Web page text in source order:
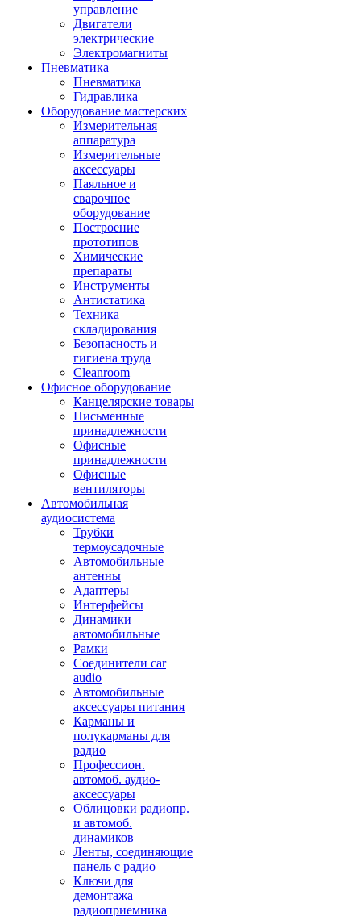
управление
Двигатели
электрические
Электромагниты
Пневматика
Пневматика
Гидравлика
Оборудование мастерских
Измерительная
аппаратура
Измерительные
аксессуары
Паяльное и
сварочное
оборудование
Построение
прототипов
Химические
препараты
Инструменты
Aнтистатика
Техника
складирования
Безопасность и
гигиена труда
Cleanroom
Офисное оборудование
Канцелярские товары
Письменные
принадлежности
Офисные
принадлежности
Офисные
вентиляторы
Автомобильная
аудиосистема
Трубки
термоусадочные
Автомобильные
антенны
Адаптеры
Интерфейсы
Динамики
автомобильные
Рамки
Соединители car
audio
Автомобильные
аксессуары питания
Карманы и
полукарманы для
радио
Профессион.
автомоб. аудио-
аксессуары
Облицовки радиопр.
и автомоб.
динамиков
Ленты, соединяющие
панель с радио
Ключи для
демонтажа
радиоприемника